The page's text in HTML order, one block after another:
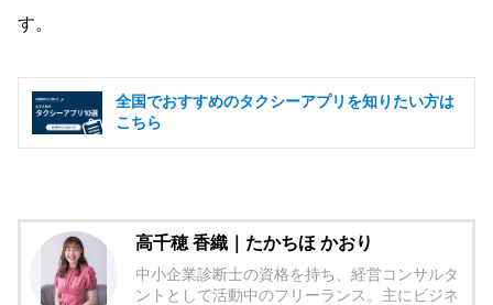
す。
全国でおすすめのタクシーアプリを知りたい方は
こちら
高千穂 香織｜たかちほ かおり
中小企業診断士の資格を持ち、経営コンサルタ
ントとして活動中のフリーランス。主にビジネ